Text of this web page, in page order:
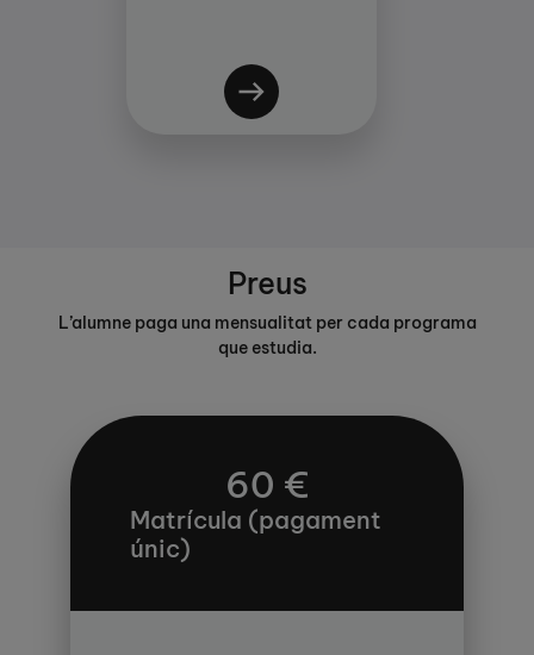
Preus
L’alumne paga una mensualitat per cada programa
que estudia.
60 €
Matrícula (pagament
únic)